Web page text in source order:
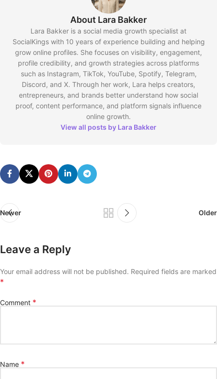
About Lara Bakker
Lara Bakker is a social media growth specialist at
SocialKings with 10 years of experience building and helping
grow online profiles. She focuses on visibility, engagement,
profile credibility, and growth strategies across platforms
such as Instagram, TikTok, YouTube, Spotify, Telegram,
Discord, and X. Through her work, Lara helps creators,
entrepreneurs, and brands better understand how social
proof, content performance, and platform signals influence
online growth.
View all posts by Lara Bakker
Newer Older
Leave a Reply
Your email address will not be published. Required fields are marked
*
Comment *
Name *